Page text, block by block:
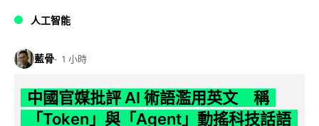
人工智能
藍骨 1 小時
中國官媒批評 AI 術語濫用英文 稱
「Token」與「Agent」動搖科技話語